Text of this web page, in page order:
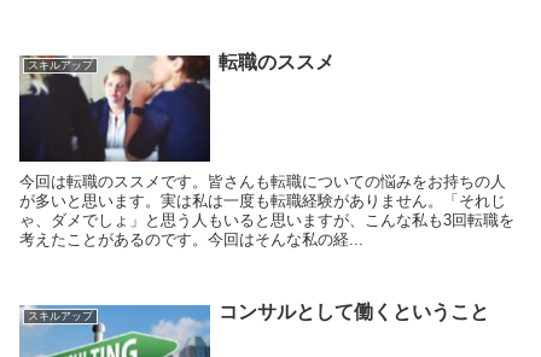
スキルアップ 転職のススメ
今回は転職のススメです。皆さんも転職についての悩みをお持ちの人
が多いと思います。実は私は一度も転職経験がありません。「それじ
ゃ、ダメでしょ」と思う人もいると思いますが、こんな私も3回転職を
考えたことがあるのです。今回はそんな私の経...
スキルアップ コンサルとして働くということ